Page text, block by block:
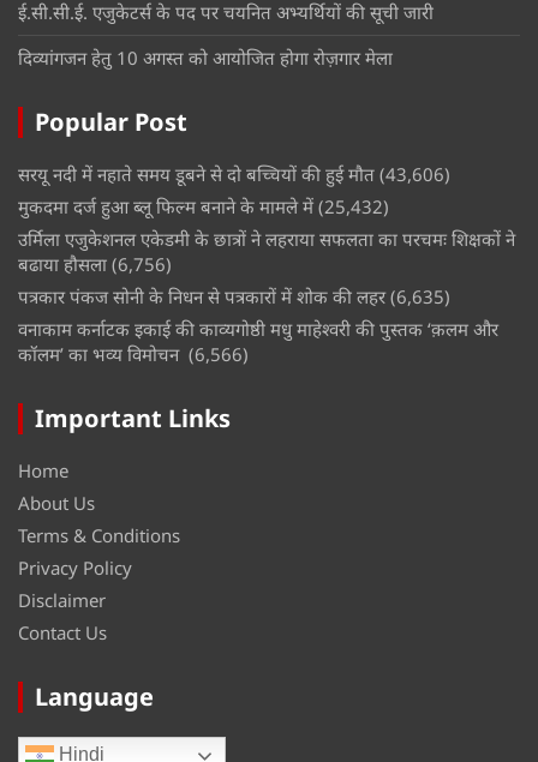
ई.सी.सी.ई. एजुकेटर्स के पद पर चयनित अभ्यर्थियों की सूची जारी
दिव्यांगजन हेतु 10 अगस्त को आयोजित होगा रोज़गार मेला
Popular Post
सरयू नदी में नहाते समय डूबने से दो बच्चियों की हुई मौत (43,606)
मुकदमा दर्ज हुआ ब्लू फिल्म बनाने के मामले में (25,432)
उर्मिला एजुकेशनल एकेडमी के छात्रों ने लहराया सफलता का परचमः शिक्षकों ने
बढाया हौसला (6,756)
पत्रकार पंकज सोनी के निधन से पत्रकारों में शोक की लहर (6,635)
वनाकाम कर्नाटक इकाई की काव्यगोष्ठी मधु माहेश्वरी की पुस्तक ‘क़लम और
कॉलम’ का भव्य विमोचन (6,566)
Important Links
Home
About Us
Terms & Conditions
Privacy Policy
Disclaimer
Contact Us
Language
Hindi